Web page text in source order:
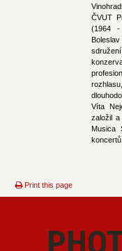
ČVUT
(1964 -
Víta
založil a
Musica
koncertů.
Print this page